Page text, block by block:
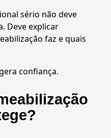
sério não deve
Deve explicar
faz e quais
confiança.